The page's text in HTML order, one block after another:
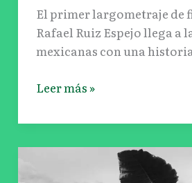
El primer largometraje de
Rafael Ruiz Espejo llega a
mexicanas con una
Leer más »